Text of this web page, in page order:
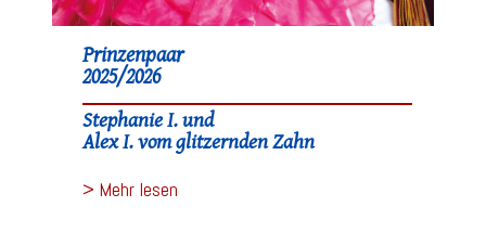
Prinzenpaar
2025/2026
Stephanie I. und
Alex I. vom glitzernden Zahn
> Mehr lesen